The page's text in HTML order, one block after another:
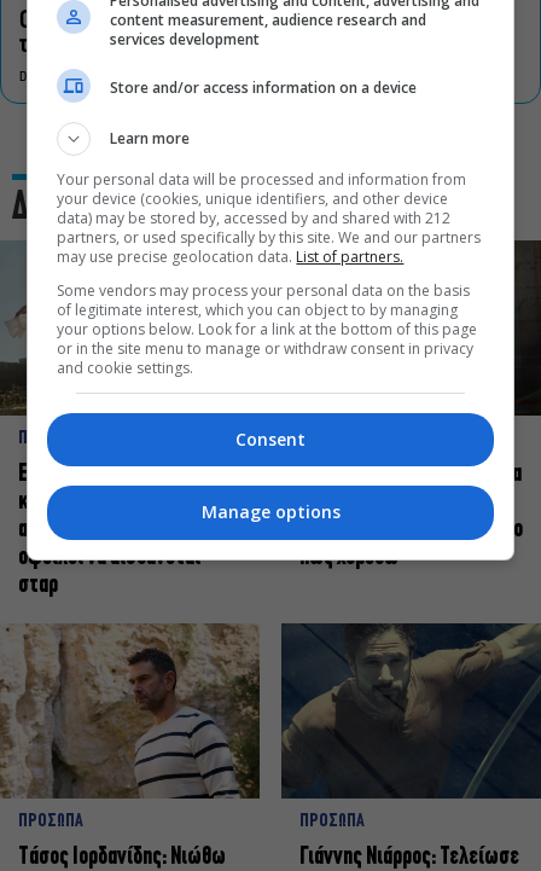
Οι «Τρωάδες» στην Επίδαυρο αλλάζουν την αντίληψη για
τον πολιτισμό
DON'T MISS
Δες και αυτό
ΠΡΟΣΩΠΑ
Ελεάνα Ανδρεούδη: Κάθε
καλλιτέχνης όταν
ανεβαίνει στη σκηνή
οφείλει να αισθάνεται
σταρ
ΠΡΟΣΩΠΑ
Βαγγέλης Μπίκος: Έμαθα να
δίνω αξία στο ποιος είμαι
πάνω στη σκηνή και όχι στο
πως χορεύω
ΠΡΟΣΩΠΑ
Tάσος Ιορδανίδης: Νιώθω
ΠΡΟΣΩΠΑ
Γιάννης Νιάρρος: Τελείωσε
content measurement, audience research and
services development
Store and/or access information on a device
Learn more
Your personal data will be processed and information from
your device (cookies, unique identifiers, and other device
data) may be stored by, accessed by and shared with 212
partners, or used specifically by this site. We and our partners
may use precise geolocation data. List of partners.
Some vendors may process your personal data on the basis
of legitimate interest, which you can object to by managing
your options below. Look for a link at the bottom of this page
or in the site menu to manage or withdraw consent in privacy
and cookie settings.
Consent
Manage options